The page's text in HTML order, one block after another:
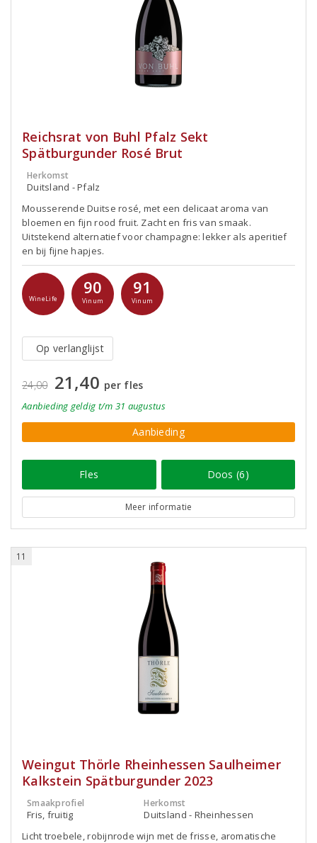
Reichsrat von Buhl Pfalz Sekt
Spätburgunder Rosé Brut
Herkomst
Duitsland - Pfalz
Mousserende Duitse rosé, met een delicaat aroma van
bloemen en fijn rood fruit. Zacht en fris van smaak.
Uitstekend alternatief voor champagne: lekker als aperitief
en bij fijne hapjes.
WineLife
90
Vinum
91
Vinum
Op verlanglijst
24,00 21,40 per fles
Aanbieding geldig t/m 31 augustus
Aanbieding
Fles Doos (6)
Meer informatie
11
Weingut Thörle Rheinhessen Saulheimer
Kalkstein Spätburgunder 2023
Smaakprofiel
Fris, fruitig
Herkomst
Duitsland - Rheinhessen
Licht troebele, robijnrode wijn met de frisse, aromatische